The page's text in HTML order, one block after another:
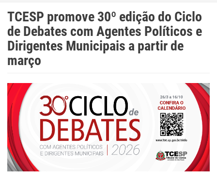
TCESP promove 30º edição do Ciclo
de Debates com Agentes Políticos e
Dirigentes Municipais a partir de
março